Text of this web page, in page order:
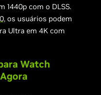
1440p com o DLSS.
os usuários podem
Ultra em 4K com
Watch